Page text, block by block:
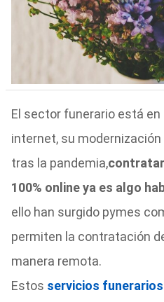
El sector funerario está en
internet, su
tras la pandemia,
100% online ya es algo
ello han surgido pymes
permiten la contratación
manera remota.
Estos servicios funerarios